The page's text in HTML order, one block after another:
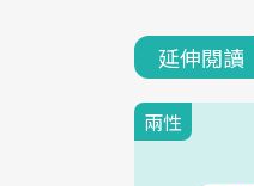
延伸閱讀
兩性